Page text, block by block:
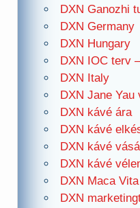
DXN Ganozhi
DXN Germany
DXN Hungary
DXN IOC terv
DXN Italy
DXN Jane Yau
DXN kávé ára
DXN kávé
DXN kávé
DXN kávé
DXN Maca
DXN